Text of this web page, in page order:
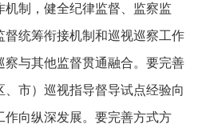
制，健全纪律监督、监察监
统筹衔接机制和巡视巡察工作
察与其他监督贯通融合。要完善
市）巡视指导督导试点经验向
向纵深发展。要完善方式方